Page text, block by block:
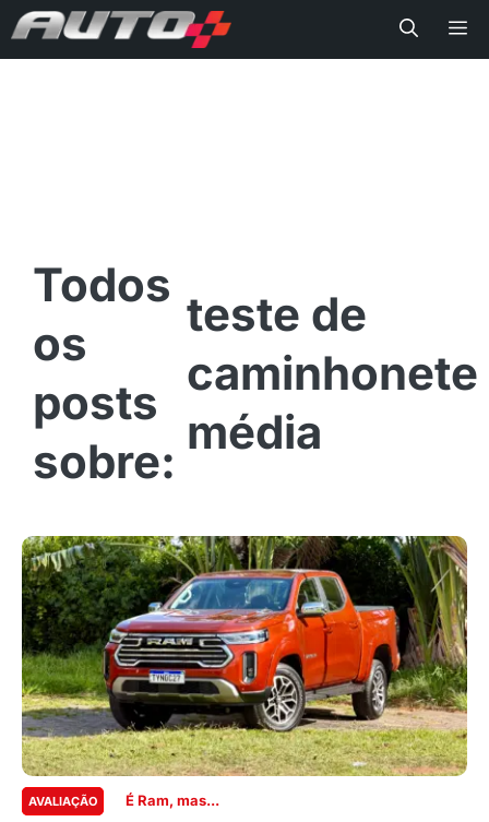
teste de
caminhonete
média
AVALIAÇÃO É Ram, mas...